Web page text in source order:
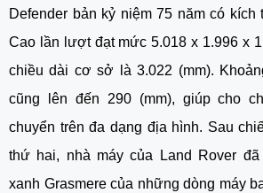
Defender bản kỷ niệm 75 nămcó kích
Cao lần lượt đạt mức 5.018 x 1.996 x
chiều dài cơ sở là 3.022 (mm).
cũng lên đến 290 (mm), giúp cho
chuyển trên đa dạng địa hình. Sau
thứ hai, nhà máy của Land Rover
xanh Grasmere của những dòng máy